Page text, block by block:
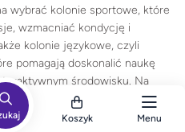
Koszyk Menu
wybrać kolonie sportowe, które
wzmacniać kondycję i
kolonie językowe, czyli
pomagają doskonalić naukę
środowisku. Na
eksperymentować i rozwijać
wzmacniają swoją